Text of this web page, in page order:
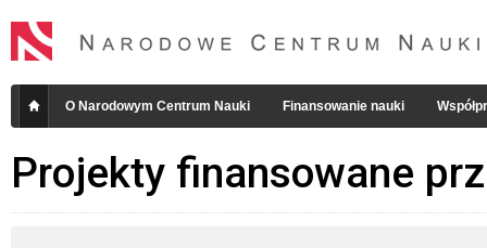
O Narodowym Centrum Nauki Finansowanie nauki
Projekty finansowane